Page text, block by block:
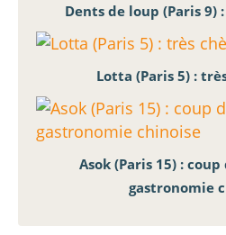
Dents de loup (Paris 9)
Lotta (Paris 5) :
Asok (Paris 15) :
gastronomie